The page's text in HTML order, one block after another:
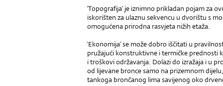
‘Topografija’ je iznimno prikladan pojam za
iskorišten za ulaznu sekvencu u dvorištu s
omogućena prirodna rasvjeta nižih etaža.
‘Ekonomija’ se može dobro iščitati u
pružajući konstruktivne i termičke prednosti
i troškovi održavanja. Dolazi do izražaja i u
od lijevane bronce samo na prizemnom
tankoga brončanog lima savijenog oko